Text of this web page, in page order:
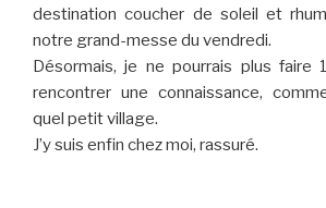
destination coucher de soleil et
notre grand-messe du vendredi.
Désormais, je ne pourrais plus faire
rencontrer une connaissance,
quel petit village.
J’y suis enfin chez moi, rassuré.